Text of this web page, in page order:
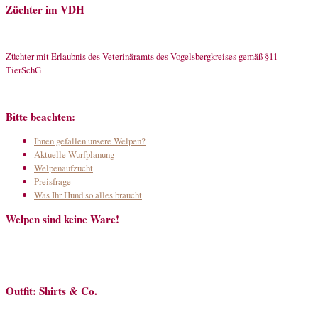
Züchter im VDH
Züchter mit Erlaubnis des Veterinäramts des Vogelsbergkreises gemäß §11
TierSchG
Bitte beachten:
Ihnen gefallen unsere Welpen?
Aktuelle Wurfplanung
Welpenaufzucht
Preisfrage
Was Ihr Hund so alles braucht
Welpen sind keine Ware!
Outfit: Shirts & Co.